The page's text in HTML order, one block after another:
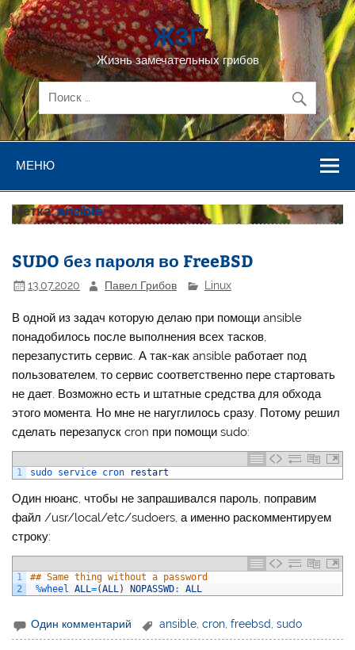
Перейти
к
содержимому
ЖЗГ
Жизнь замечательных грибов
МЕНЮ
Метка:ansible
SUDO без пароля во FreeBSD
13.07.2020 Павел Грибов Linux
В одной из задач которую делаю при помощи ansible
понадобилось после выполнения всех тасков,
перезапустить сервис. А так-как ansible работает под
пользователем, то сервис соответственно пере стартовать
не дает. Возможно есть и штатные средства для обхода
этого момента. Но мне не нагуглилось сразу. Потому решил
сделать перезапуск cron при помощи sudo:
1 sudo service cron restart
Один нюанс, чтобы не запрашивался пароль, поправим
файл /usr/local/etc/sudoers, а именно раскомментируем
строку:
1
2
## Same thing without a password
%wheel ALL=(ALL ) NOPASSWD: ALL
Один комментарий ansible,cron,freebsd,sudo